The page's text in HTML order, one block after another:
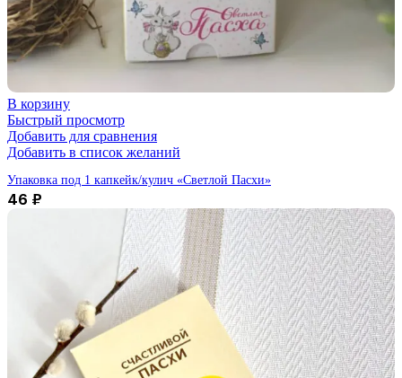
В корзину
Быстрый просмотр
Добавить для сравнения
Добавить в список желаний
Упаковка под 1 капкейк/кулич «Светлой Пасхи»
46 ₽